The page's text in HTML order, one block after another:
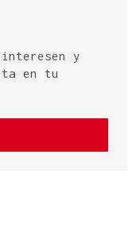
y
en tu